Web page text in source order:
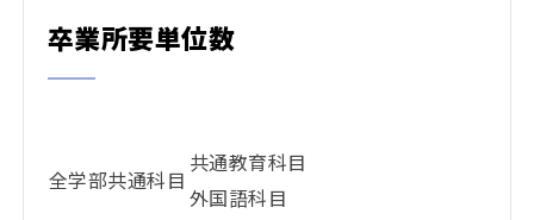
卒業所要単位数
全学部共通科目
共通教育科目
外国語科目